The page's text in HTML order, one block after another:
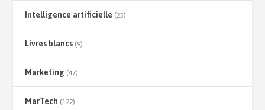
Intelligence artificielle (25)
Livres blancs (9)
Marketing (47)
MarTech (122)